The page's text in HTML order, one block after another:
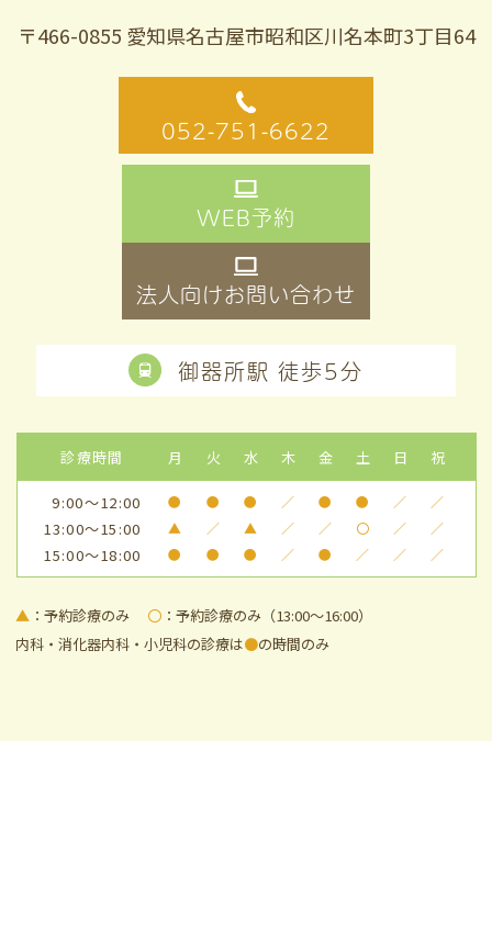
〒466-0855 愛知県名古屋市昭和区川名本町3丁目64
052-751-6622
WEB予約
法人向けお問い合わせ
御器所駅 徒歩5分
診療時間 月 火 水 木 金 土 日 祝
9:00～12:00 ● ● ● ／ ● ● ／ ／
13:00～15:00 ▲ ／ ▲ ／ ／ 〇 ／ ／
15:00～18:00 ● ● ● ／ ● ／ ／ ／
▲ ：予約診療のみ 〇 ：予約診療のみ（13:00～16:00）
内科・消化器内科・小児科の診療は●の時間のみ